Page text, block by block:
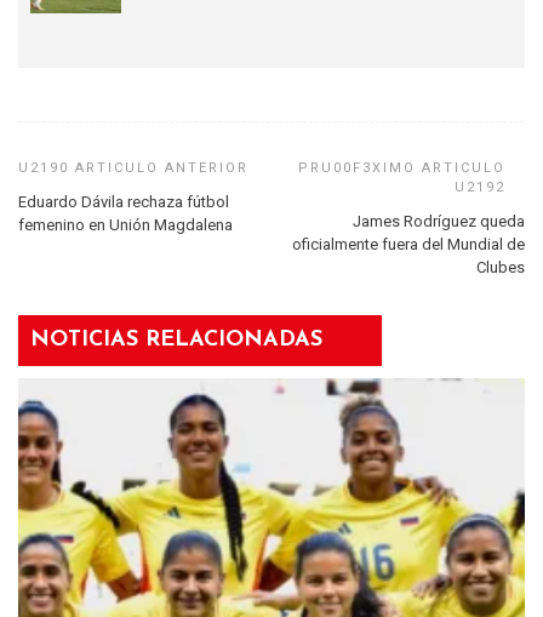
Eduardo Dávila rechaza fútbol
femenino en Unión Magdalena
James Rodríguez queda
oficialmente fuera del Mundial de
Clubes
NOTICIAS RELACIONADAS